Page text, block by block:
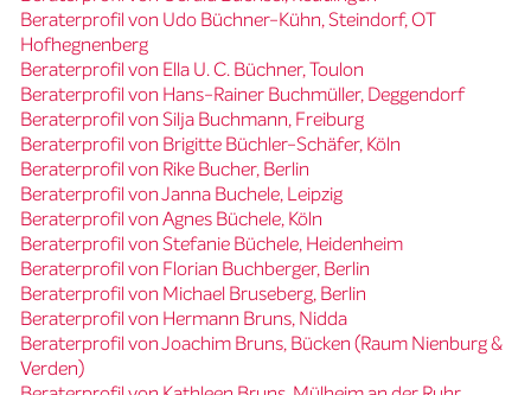
Beraterprofil von Udo Büchner-Kühn, Steindorf, OT
Hofhegnenberg
Beraterprofil von Ella U. C. Büchner, Toulon
Beraterprofil von Hans-Rainer Buchmüller, Deggendorf
Beraterprofil von Silja Buchmann, Freiburg
Beraterprofil von Brigitte Büchler-Schäfer, Köln
Beraterprofil von Rike Bucher, Berlin
Beraterprofil von Janna Buchele, Leipzig
Beraterprofil von Agnes Büchele, Köln
Beraterprofil von Stefanie Büchele, Heidenheim
Beraterprofil von Florian Buchberger, Berlin
Beraterprofil von Michael Bruseberg, Berlin
Beraterprofil von Hermann Bruns, Nidda
Beraterprofil von Joachim Bruns, Bücken (Raum Nienburg &
Verden)